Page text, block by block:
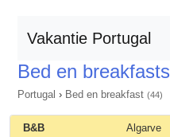
Vakantie Portugal
Bed en breakfasts
Portugal › Bed en breakfast (44)
B&B Algarve